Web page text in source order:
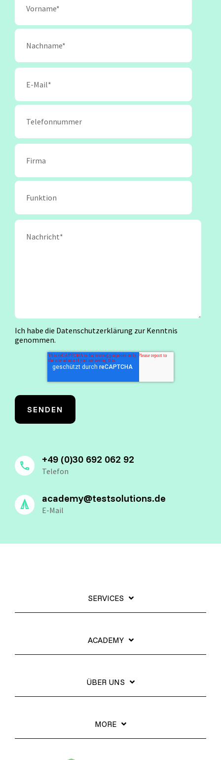
Ich habe die Datenschutzerklärung zur Kenntnis
genommen.
+49 (0)30 692 062 92
Telefon
academy@testsolutions.de
E-Mail
SERVICES
ACADEMY
ÜBER UNS
MORE